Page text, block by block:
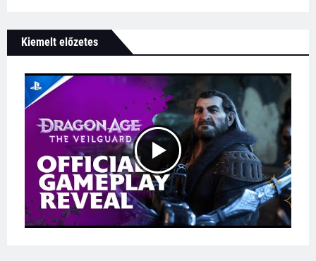
Kiemelt előzetes